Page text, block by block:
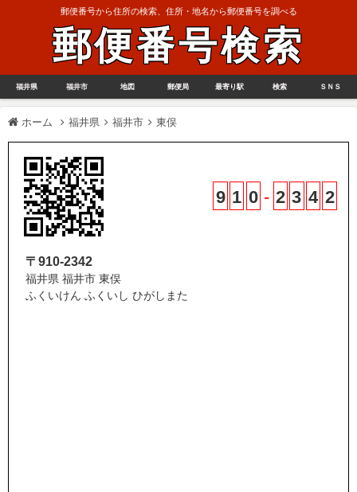
郵便番号から住所の検索、住所・地名から郵便番号を調べる
郵便番号検索
福井県 福井市 地図 郵便局 最寄り駅 検索 ＳＮＳ
ホーム 福井県 福井市 東俣
9 1 0 - 2 3 4 2
〒910-2342
福井県 福井市 東俣
ふくいけん ふくいし ひがしまた